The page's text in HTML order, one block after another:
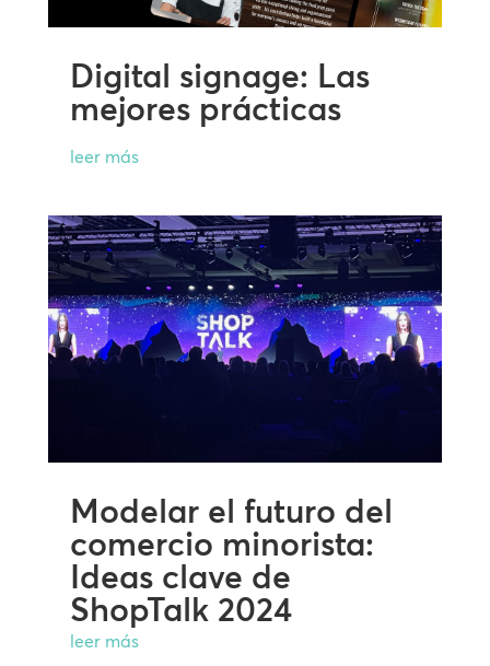
Digital signage: Las
mejores prácticas
leer más
Modelar el futuro del
comercio minorista:
Ideas clave de
ShopTalk 2024
leer más